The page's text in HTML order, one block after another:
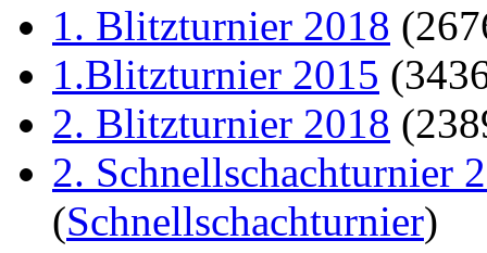
1. Blitzturnier 2018
1.Blitzturnier 2015
2. Blitzturnier 2018
2. Schnellschachturnier
(Schnellschachturnier)